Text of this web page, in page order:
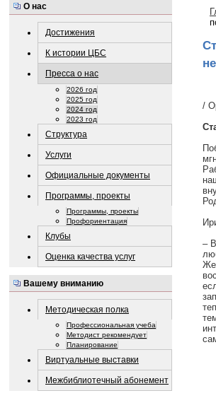
О нас
Достижения
К истории ЦБС
Пресса о нас
2026 год
2025 год
2024 год
2023 год
Структура
Услуги
Официальные документы
Программы, проекты
Программы, проекты
Профориентация
Клубы
Оценка качества услуг
Вашему вниманию
Методическая полка
Профессиональная учеба
Методист рекомендует
Планирование
Виртуальные выставки
Межбиблиотечный абонемент
/
–